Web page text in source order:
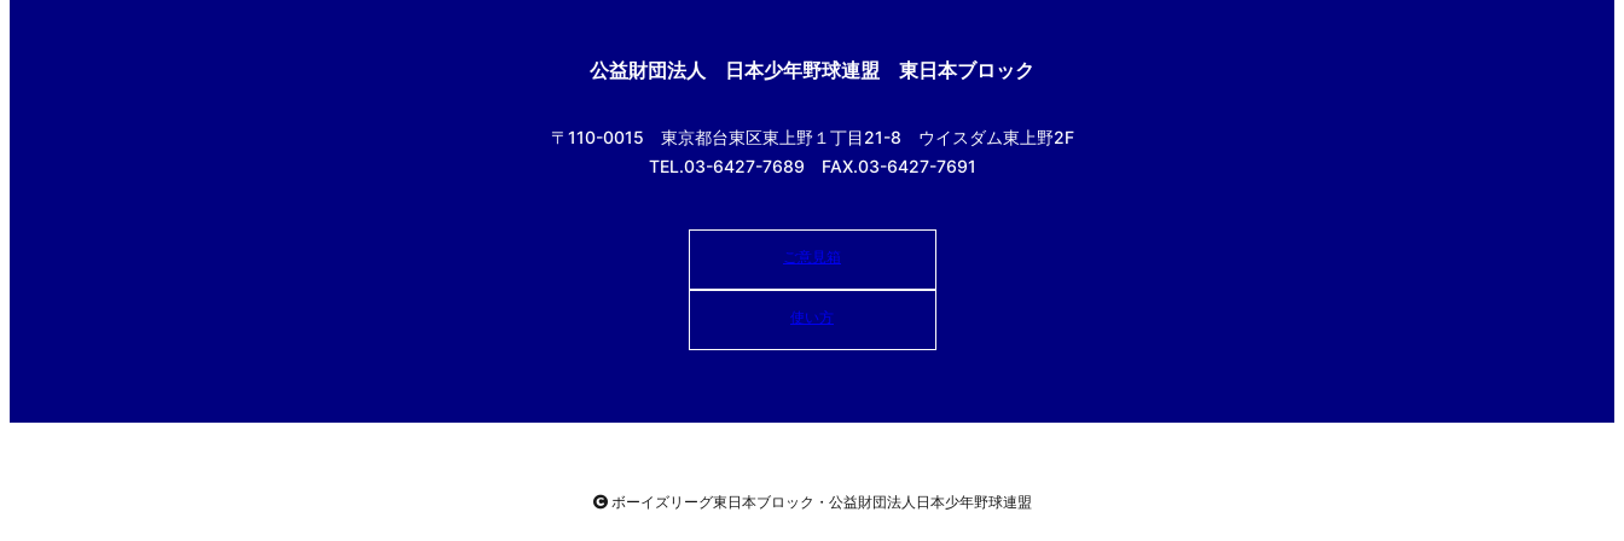
公益財団法人 日本少年野球連盟 東日本ブロック
〒110-0015 東京都台東区東上野１丁目21-8 ウイスダム東上野2F
TEL.03-6427-7689 FAX.03-6427-7691
ご意見箱
使い方
ボーイズリーグ東日本ブロック・公益財団法人 日本少年野球連盟